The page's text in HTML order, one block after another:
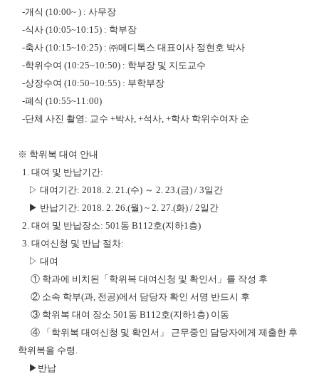
-개식 (10:00~ ) : 사무장
-식사 (10:05~10:15) : 학부장
-축사 (10:15~10:25) : ㈜메디톡스 대표이사 정현호 박사
-학위수여 (10:25~10:50) : 학부장 및 지도교수
-상장수여 (10:50~10:55) : 부학부장
-폐식 (10:55~11:00)
-단체 사진 촬영 : 교수 +박사 , +석사 , +학사 학위수여자 순
※ 학위복 대여 안내
1. 대여 및 반납기간:
▷ 대여기간: 2018. 2. 21.(수) ～ 2. 23.(금) / 3일간
▶ 반납기간: 2018. 2. 26.(월) ~ 2. 27.(화) / 2일간
2. 대여 및 반납장소: 501 동 B112호(지하1 층)
3. 대여신청 및 반납 절차:
▷ 대여
① 학과에 비치된 「학위복 대여신청 및 확인서 」 를 작성 후
② 소속 학부(과 전공)에서 담당자 확인 서명 반드시 후
③ 학위복 대여 장소 501 동 B112호(지하1 층) 이동
④ 「학위복 대여신청 및 확인서 」 근무중인 담당자에게 제출한 후
학위복을 수령
▶ 반납